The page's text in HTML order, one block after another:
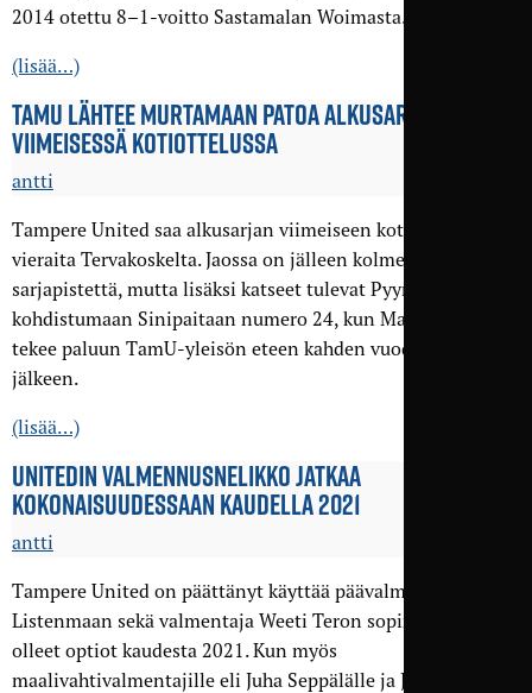
2014 otettu 8–1-voitto Sastamalan Woimasta.
(lisää…)
TAMU LÄHTEE MURTAMAAN PATOA ALKU­SARJAN
VIIMEISESSÄ KOTIOTTELUSSA
antti
Tampere United saa alkusarjan viimeiseen kotiotteluunsa
vieraita Tervakoskelta. Jaossa on jälleen kolme tärkeää
sarjapistettä, mutta lisäksi katseet tulevat Pyynikin illassa
kohdistumaan Sinipaitaan numero 24, kun Mauno Sirén
tekee paluun TamU-yleisön eteen kahden vuoden tauon
jälkeen.
(lisää…)
UNITEDIN VALMENNUS­NELIKKO JATKAA
KOKONAISUUDESSAAN KAUDELLA 2021
antti
Tampere United on päättänyt käyttää päävalmentaja Jukka
Listenmaan sekä valmentaja Weeti Teron sopimuksissa
olleet optiot kaudesta 2021. Kun myös
maalivahtivalmentajille eli Juha Seppälälle ja Jussi